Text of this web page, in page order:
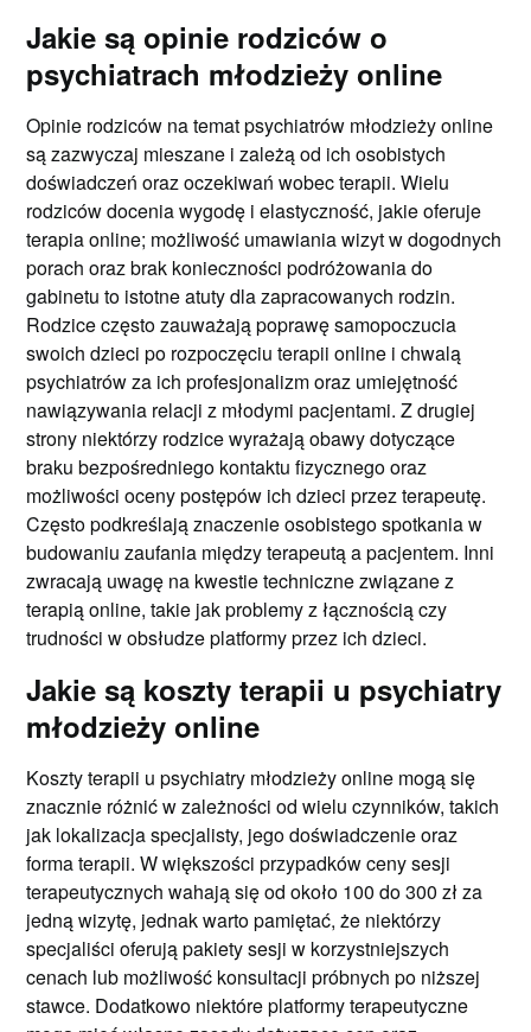
Jakie są opinie rodziców o
psychiatrach młodzieży online
Opinie rodziców na temat psychiatrów młodzieży online
są zazwyczaj mieszane i zależą od ich osobistych
doświadczeń oraz oczekiwań wobec terapii. Wielu
rodziców docenia wygodę i elastyczność, jakie oferuje
terapia online; możliwość umawiania wizyt w dogodnych
porach oraz brak konieczności podróżowania do
gabinetu to istotne atuty dla zapracowanych rodzin.
Rodzice często zauważają poprawę samopoczucia
swoich dzieci po rozpoczęciu terapii online i chwalą
psychiatrów za ich profesjonalizm oraz umiejętność
nawiązywania relacji z młodymi pacjentami. Z drugiej
strony niektórzy rodzice wyrażają obawy dotyczące
braku bezpośredniego kontaktu fizycznego oraz
możliwości oceny postępów ich dzieci przez terapeutę.
Często podkreślają znaczenie osobistego spotkania w
budowaniu zaufania między terapeutą a pacjentem. Inni
zwracają uwagę na kwestie techniczne związane z
terapią online, takie jak problemy z łącznością czy
trudności w obsłudze platformy przez ich dzieci.
Jakie są koszty terapii u psychiatry
młodzieży online
Koszty terapii u psychiatry młodzieży online mogą się
znacznie różnić w zależności od wielu czynników, takich
jak lokalizacja specjalisty, jego doświadczenie oraz
forma terapii. W większości przypadków ceny sesji
terapeutycznych wahają się od około 100 do 300 zł za
jedną wizytę, jednak warto pamiętać, że niektórzy
specjaliści oferują pakiety sesji w korzystniejszych
cenach lub możliwość konsultacji próbnych po niższej
stawce. Dodatkowo niektóre platformy terapeutyczne